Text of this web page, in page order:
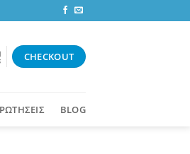
δωρεάν για αγορές 50+ ευρώ
CHECKOUT
BLOG